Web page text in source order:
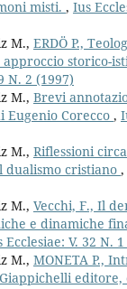
misti. , Ius
M., ERDÖ P.,
approccio storico-
N. 2 (1997)
M., Brevi
Eugenio Corecco ,
M., Riflessioni
dualismo cristiano ,
M., Vecchi, F., Il
e dinamiche
Ecclesiae: V. 32 N.
M., MONETA P.,